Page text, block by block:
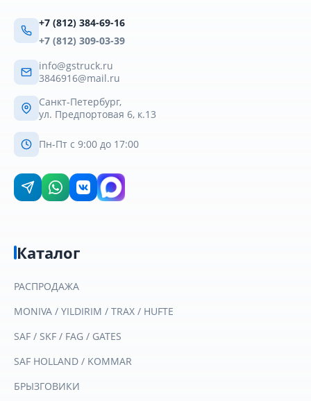
+7 (812) 384-69-16
+7 (812) 309-03-39
info@gstruck.ru
3846916@mail.ru
Санкт-Петербург,
ул. Предпортовая 6, к.13
Пн-Пт с 9:00 до 17:00
Каталог
РАСПРОДАЖА
MONIVA / YILDIRIM / TRAX / HUFTE
SAF / SKF / FAG / GATES
SAF HOLLAND / KOMMAR
БРЫЗГОВИКИ